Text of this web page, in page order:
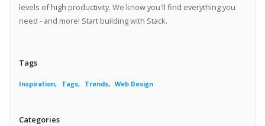
levels of high productivity. We know you'll find everything you
need - and more! Start building with Stack.
Tags
Inspiration Tags Trends Web Design
Categories